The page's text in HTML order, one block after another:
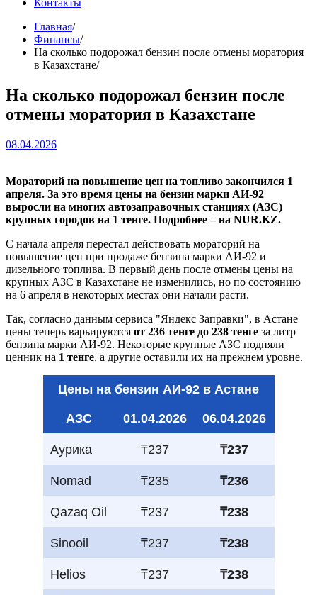
Контакты
Главная
Финансы
На сколько подорожал бензин после отмены моратория
в Казахстане
На сколько подорожал бензин после
отмены моратория в Казахстане
08.04.2026
Мораторий на повышение цен на топливо закончился 1
апреля. За это время цены на бензин марки АИ-92
выросли на многих автозаправочных станциях (АЗС)
крупных городов на 1 тенге. Подробнее – на NUR.KZ.
С начала апреля перестал действовать мораторий на
повышение цен при продаже бензина марки АИ-92 и
дизельного топлива. В первый день после отмены цены на
крупных АЗС в Казахстане не изменились, но по состоянию
на 6 апреля в некоторых местах они начали расти.
Так, согласно данным сервиса "Яндекс Заправки", в Астане
цены теперь варьируются от 236 тенге до 238 тенге за литр
бензина марки АИ-92. Некоторые крупные АЗС подняли
ценник на 1 тенге, а другие оставили их на прежнем уровне.
Цены на бензин АИ-92 в Астане
АЗС 01.04.2026 06.04.2026
Аурика ₸237 ₸237
Nomad ₸235 ₸236
Qazaq Oil ₸237 ₸238
Sinooil ₸237 ₸238
Helios ₸237 ₸238